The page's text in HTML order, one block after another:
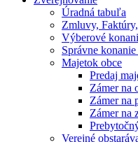
Úradná tabuľa
Zmluvy,
Výberové
Správne
Majetok obce
Predaj
Zámer na
Zámer na
Zámer na
Verejné